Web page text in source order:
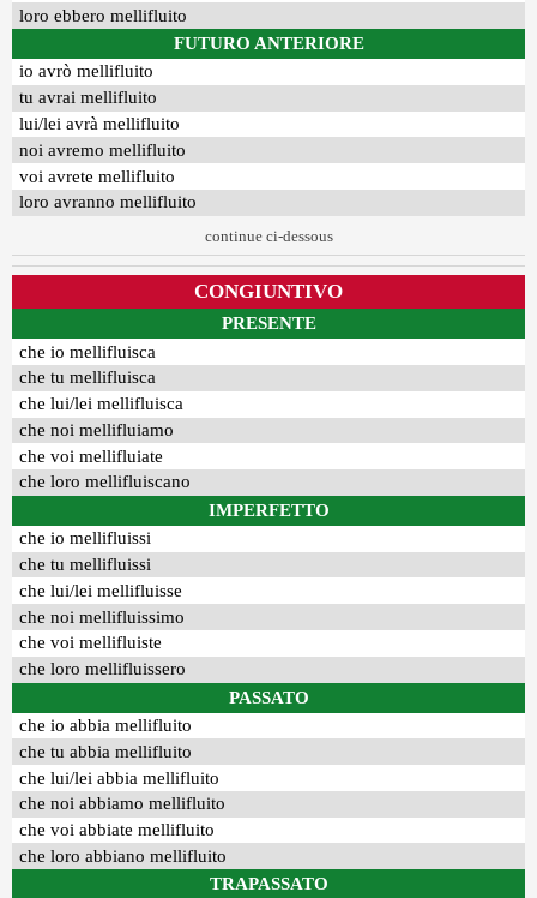
loro ebbero mellifluito
FUTURO ANTERIORE
io avrò mellifluito
tu avrai mellifluito
lui/lei avrà mellifluito
noi avremo mellifluito
voi avrete mellifluito
loro avranno mellifluito
continue ci-dessous
CONGIUNTIVO
PRESENTE
che io mellifluisca
che tu mellifluisca
che lui/lei mellifluisca
che noi mellifluiamo
che voi mellifluiate
che loro mellifluiscano
IMPERFETTO
che io mellifluissi
che tu mellifluissi
che lui/lei mellifluisse
che noi mellifluissimo
che voi mellifluiste
che loro mellifluissero
PASSATO
che io abbia mellifluito
che tu abbia mellifluito
che lui/lei abbia mellifluito
che noi abbiamo mellifluito
che voi abbiate mellifluito
che loro abbiano mellifluito
TRAPASSATO